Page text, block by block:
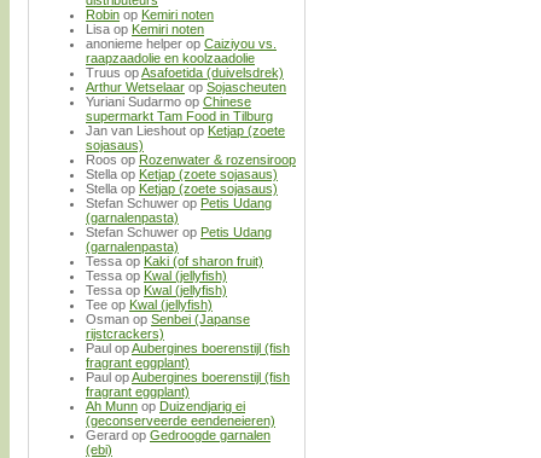
Robin op Kemiri noten
Lisa op Kemiri noten
anonieme helper op Caiziyou vs.
raapzaadolie en koolzaadolie
Truus opAsafoetida (duivelsdrek)
Arthur Wetselaar op Sojascheuten
Yuriani Sudarmo op Chinese
supermarkt Tam Food in Tilburg
Jan van Lieshout op Ketjap (zoete
sojasaus)
Roos op Rozenwater & rozensiroop
Stella op Ketjap (zoete sojasaus)
Stella op Ketjap (zoete sojasaus)
Stefan Schuwer op Petis Udang
(garnalenpasta)
Stefan Schuwer op Petis Udang
(garnalenpasta)
Tessa op Kaki (of sharon fruit)
Tessa op Kwal (jellyfish)
Tessa op Kwal (jellyfish)
Tee op Kwal (jellyfish)
Osman op Senbei (Japanse
rijstcrackers)
Paul opAubergines boerenstijl (fish
fragrant eggplant)
Paul opAubergines boerenstijl (fish
fragrant eggplant)
Ah Munn op Duizendjarig ei
(geconserveerde eendeneieren)
Gerard op Gedroogde garnalen
(ebi)